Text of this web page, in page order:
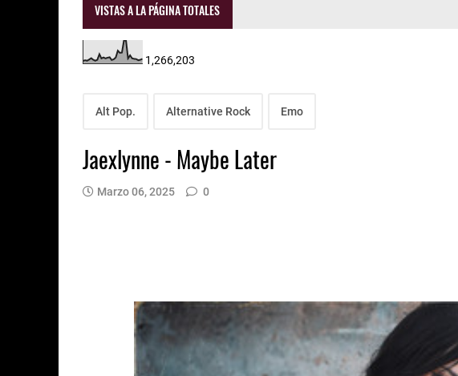
VISTAS A LA PÁGINA TOTALES
1,266,203
Alt Pop. Alternative Rock Emo
Jaexlynne - Maybe Later
Marzo 06, 2025 0